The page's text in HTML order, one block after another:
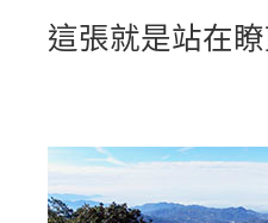
這張就是站在